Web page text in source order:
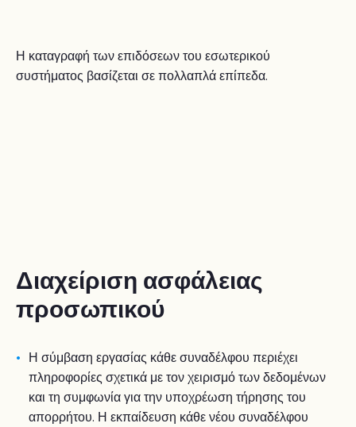
Η καταγραφή των επιδόσεων του εσωτερικού
συστήματος βασίζεται σε πολλαπλά επίπεδα.
Διαχείριση ασφάλειας
προσωπικού
Η σύμβαση εργασίας κάθε συναδέλφου περιέχει
πληροφορίες σχετικά με τον χειρισμό των δεδομένων
και τη συμφωνία για την υποχρέωση τήρησης του
απορρήτου. Η εκπαίδευση κάθε νέου συναδέλφου